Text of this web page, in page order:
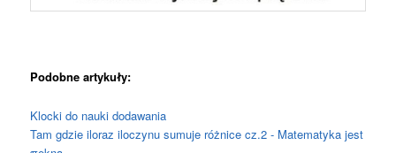
Podobne artykuły:
Klocki do nauki dodawania
Tam gdzie iloraz iloczynu sumuje różnice cz.2 - Matematyka jest